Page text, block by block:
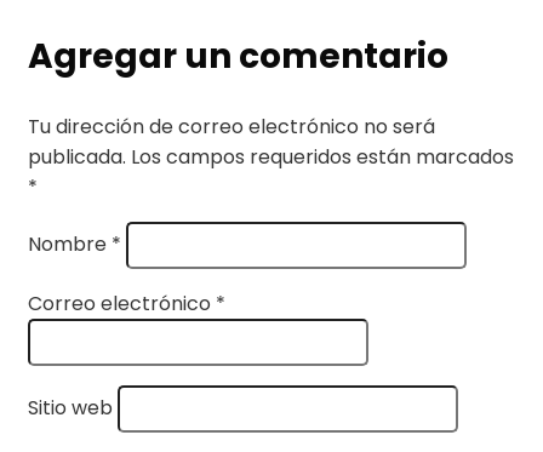
Agregar un comentario
Tu dirección de correo electrónico no será
publicada. Los campos requeridos están marcados
*
Nombre *
Correo electrónico *
Sitio web